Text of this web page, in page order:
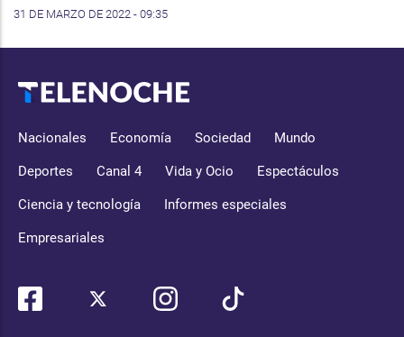
31 DE MARZO DE 2022 - 09:35
Nacionales Economía Sociedad Mundo
Deportes Canal 4 Vida y Ocio Espectáculos
Ciencia y tecnología Informes especiales
Empresariales